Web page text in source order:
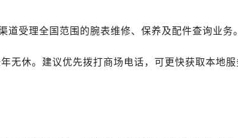
A座7楼709室（需提前预约）
室（需提前预约）
10层06室（需提前预约）
受理全国范围的腕表维修、保养及配件查询业务。
无休。建议优先拨打商场电话，可更快获取本地服